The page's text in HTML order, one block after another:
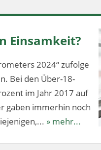
Einsamkeit?
2024“ zufolge
Bei den Über-18-
im Jahr 2017 auf
gaben immerhin noch
» mehr...